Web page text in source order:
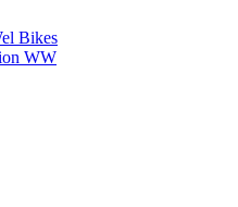
Bikes
WW